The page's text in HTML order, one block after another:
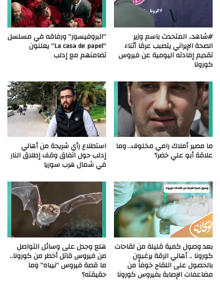
#شاهد.. المتحدث باسم وزير
الصحة الإيراني يتصبب عرقا أثناء
تقديم إفادته اليومية عن فيروس
كورونا
“البروفيسور” ورفاقه في مسلسل
“La casa de papel” يعلنون
تضامنهم مع إدلب
ما مصير أملاك رامي مخلوف.. وما
علاقة أبو علي خضر؟
استطلاع رأي شريحة من أهالي
إدلب حول اتفاق وقف إطلاق النار
في شمال هرب سوريا
بعد وصول كمية قليلة من لقاحات
كورونا .. أهالي الرقة يرغبون
بالحصول على اللقاح خوفاً من
مضاعفات الإصابة بفيروس كورونا
هلع وجدل على وسائل التواصل
من فيروس قاتل أخطر من كورونا..
ما قصة فيروس “نيباه” وما
حقيقته؟